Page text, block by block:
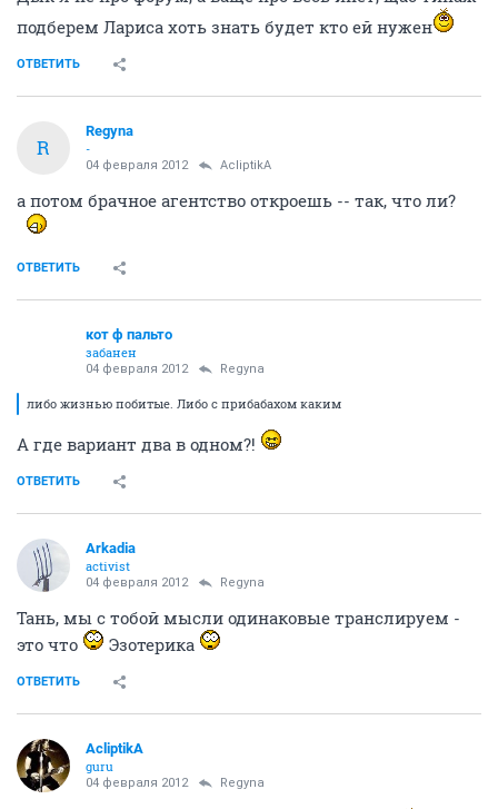
подберем Лариса хоть знать будет кто ей нужен
ОТВЕТИТЬ
R
Regyna
-
04 февраля 2012 AcliptikA
а потом брачное агентство откроешь -- так, что ли?
ОТВЕТИТЬ
кот ф пальто
забанен
04 февраля 2012 Regyna
либо жизнью побитые. Либо с прибабахом каким
А где вариант два в одном?!
ОТВЕТИТЬ
Arkadia
activist
04 февраля 2012 Regyna
Тань, мы с тобой мысли одинаковые транслируем -
это что
Эзотерика
ОТВЕТИТЬ
AcliptikA
guru
04 февраля 2012 Regyna